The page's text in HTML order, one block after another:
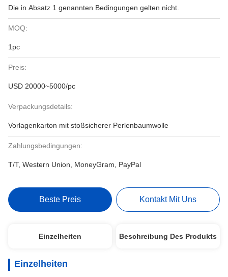
Die in Absatz 1 genannten Bedingungen gelten nicht.
MOQ:
1pc
Preis:
USD 20000~5000/pc
Verpackungsdetails:
Vorlagenkarton mit stoßsicherer Perlenbaumwolle
Zahlungsbedingungen:
T/T, Western Union, MoneyGram, PayPal
Beste Preis Kontakt Mit Uns
Einzelheiten Beschreibung Des Produkts
Einzelheiten